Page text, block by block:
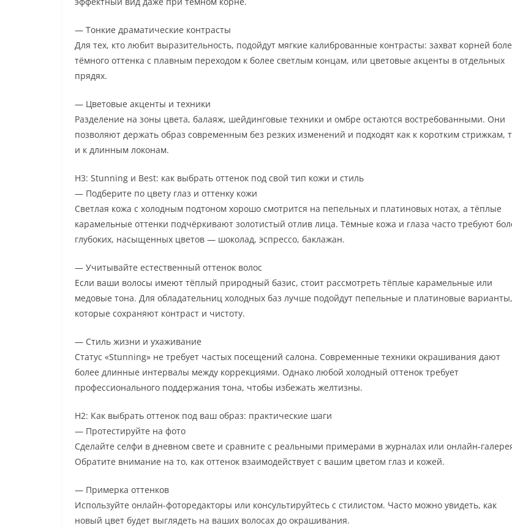
— Тонкие драматические контрасты
Для тех, кто любит выразительность, подойдут мягкие калиброванные контрасты: захват корней
тёмного оттенка с плавным переходом к более светлым концам, или цветовые акценты в отдельных
прядях.
— Цветовые акценты и техники
Разделение на зоны цвета, балаяж, шейдинговые техники и омбре остаются востребованными. Они
позволяют держать образ современным без резких изменений и подходят как к коротким стрижкам,
и к длинным локонам.
H3: Stunning и Best: как выбрать оттенок под свой тип кожи и стиль
— Подберите по цвету глаз и оттенку кожи
Светлая кожа с холодным подтоном хорошо смотрится на пепельных и платиновых нотах, а тёплые
карамельные оттенки подчёркивают золотистый отлив лица. Тёмные кожа и глаза часто требуют
глубоких, насыщенных цветов — шоколад, эспрессо, баклажан.
— Учитывайте естественный оттенок волос
Если ваши волосы имеют тёплый природный базис, стоит рассмотреть тёплые карамельные или
медовые тона. Для обладательниц холодных баз лучше подойдут пепельные и платиновые варианты,
которые сохраняют контраст и чистоту.
— Стиль жизни и ухаживание
Статус «Stunning» не требует частых посещений салона. Современные техники окрашивания дают
более длинные интервалы между коррекциями. Однако любой холодный оттенок требует
профессионального поддержания тона, чтобы избежать желтизны.
H2: Как выбрать оттенок под ваш образ: практические шаги
— Протестируйте на фото
Сделайте селфи в дневном свете и сравните с реальными примерами в журналах или онлайн-
Обратите внимание на то, как оттенок взаимодействует с вашим цветом глаз и кожей.
— Примерка оттенков
Используйте онлайн-фоторедакторы или консультируйтесь с стилистом. Часто можно увидеть, как
новый цвет будет выглядеть на ваших волосах до окрашивания.